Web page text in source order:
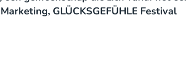
GLÜCKSGEFÜHLE Festival